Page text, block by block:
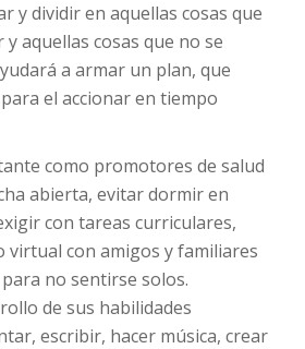
y dividir en aquellas cosas que
aquellas cosas que no se
a armar un plan, que
el accionar en tiempo
como promotores de salud
abierta, evitar dormir en
con tareas curriculares,
virtual con amigos y familiares
no sentirse solos.
de sus habilidades
escribir, hacer música, crear